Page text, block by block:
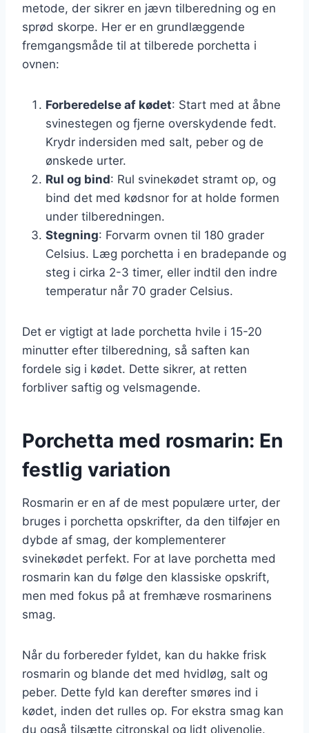
metode, der sikrer en jævn tilberedning og en
sprød skorpe. Her er en grundlæggende
fremgangsmåde til at tilberede porchetta i
ovnen:
Forberedelse af kødet: Start med at åbne
svinestegen og fjerne overskydende fedt.
Krydr indersiden med salt, peber og de
ønskede urter.
Rul og bind: Rul svinekødet stramt op, og
bind det med kødsnor for at holde formen
under tilberedningen.
Stegning: Forvarm ovnen til 180 grader
Celsius. Læg porchetta i en bradepande og
steg i cirka 2-3 timer, eller indtil den indre
temperatur når 70 grader Celsius.
Det er vigtigt at lade porchetta hvile i 15-20
minutter efter tilberedning, så saften kan
fordele sig i kødet. Dette sikrer, at retten
forbliver saftig og velsmagende.
Porchetta med rosmarin: En
festlig variation
Rosmarin er en af de mest populære urter, der
bruges i porchetta opskrifter, da den tilføjer en
dybde af smag, der komplementerer
svinekødet perfekt. For at lave porchetta med
rosmarin kan du følge den klassiske opskrift,
men med fokus på at fremhæve rosmarinens
smag.
Når du forbereder fyldet, kan du hakke frisk
rosmarin og blande det med hvidløg, salt og
peber. Dette fyld kan derefter smøres ind i
kødet, inden det rulles op. For ekstra smag kan
du også tilsætte citronskal og lidt olivenolie.